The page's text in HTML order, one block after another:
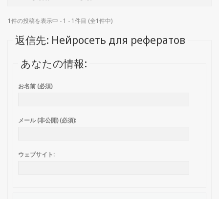
1件の投稿を表示中 - 1 - 1件目 (全1件中)
返信先: Нейросеть для рефератов
あなたの情報:
お名前 (必須)
メール (非公開) (必須):
ウェブサイト: